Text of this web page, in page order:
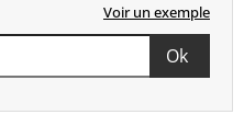
Voir un exemple